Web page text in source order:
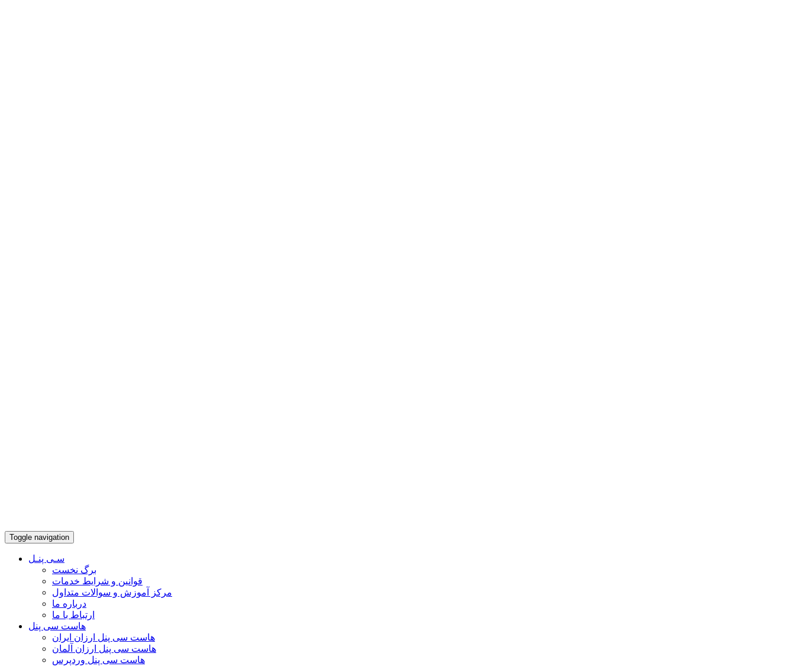
Toggle navigation
سـی پنـل
برگ نخست
قوانین و شرایط خدمات
مرکز آموزش و سوالات متداول
درباره ما
ارتباط با ما
هاست سی پنل
هاست سی پنل ارزان ایران
هاست سی پنل ارزان آلمان
هاست سی پنل وردپرس